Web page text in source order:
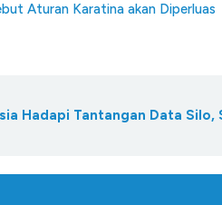
Aturan Karatina akan Diperluas
Hadapi Tantangan Data Silo,